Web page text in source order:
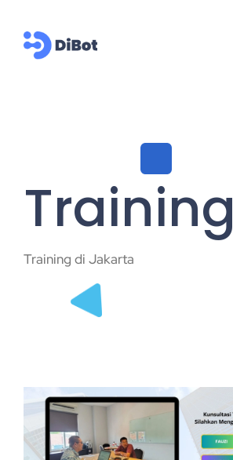
Training
Training di Jakarta